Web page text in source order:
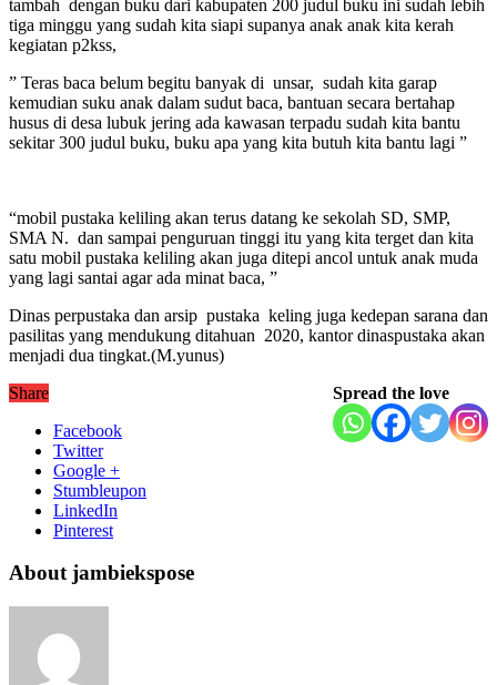
tambah dengan buku dari kabupaten 200 judul buku ini sudah lebih
tiga minggu yang sudah kita siapi supanya anak anak kita kerah
kegiatan p2kss,
” Teras baca belum begitu banyak di unsar, sudah kita garap
kemudian suku anak dalam sudut baca, bantuan secara bertahap
husus di desa lubuk jering ada kawasan terpadu sudah kita bantu
sekitar 300 judul buku, buku apa yang kita butuh kita bantu lagi ”
“mobil pustaka keliling akan terus datang ke sekolah SD, SMP,
SMA N. dan sampai penguruan tinggi itu yang kita terget dan kita
satu mobil pustaka keliling akan juga ditepi ancol untuk anak muda
yang lagi santai agar ada minat baca, ”
Dinas perpustaka dan arsip pustaka keling juga kedepan sarana dan
pasilitas yang mendukung ditahuan 2020, kantor dinaspustaka akan
menjadi dua tingkat.(M.yunus)
Spread the love
Share
Facebook
Twitter
Google +
Stumbleupon
LinkedIn
Pinterest
About jambiekspose